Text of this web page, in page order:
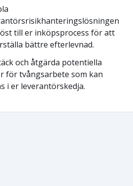
till er inköpsprocess för att
bättre efterlevnad.
och åtgärda potentiella
för tvångsarbete som kan
i er leverantörskedja.